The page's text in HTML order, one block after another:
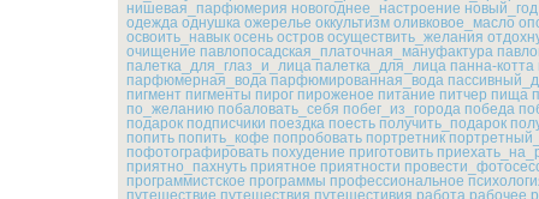
нишевая_парфюмерия новогоднее_настроение новый_год
одежда однушка ожерелье оккультизм оливковое_масло
освоить_навык осень остров осуществить_желания
очищение павлопосадская_платочная_мануфактура
палетка_для_глаз_и_лица палетка_для_лица панна-котта
парфюмерная_вода парфюмированная_вода
пигмент пигменты пирог пироженое питание питчер пища
по_желанию побаловать_себя побег_из_города победа
подарок подписчики поездка поесть получить_подарок
попить попить_кофе попробовать портретник
пофотографировать похудение приготовить
приятно_пахнуть приятное приятности
программистское программы профессиональное
путешествие путешествия путешестивия работа рабочее